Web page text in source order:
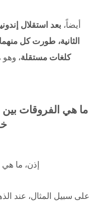
أيضاً، بعد استقلال
الثانية، طورت كل منهما
كلغات مستقلة،
ما هي الفروقات بين
إذن، ما هي
على سبيل المثال، عند